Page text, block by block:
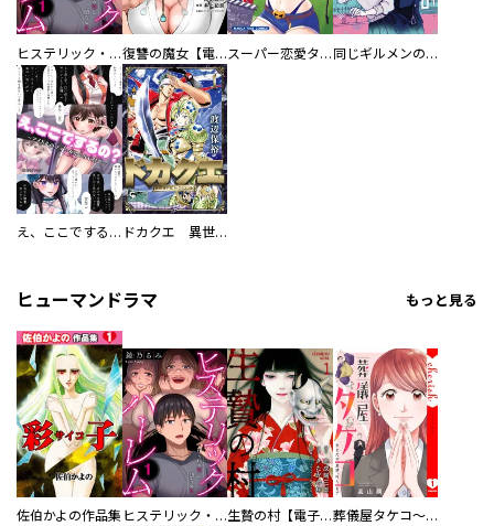
ヒステリック・ハーレム～搾られる男と堕ちる女～【電子単行本版】 復讐の魔女【電子単行本版】 スーパー恋愛タイム！～現場でドＳな彼女は自宅でデレる～ 同じギルメンの声が好き
え、ここでするの？ アイドルのファンが知らない日常 ドカクエ 異世界ドカコッククエスト
ヒューマンドラマ もっと見る
佐伯かよの作品集 ヒステリック・ハーレム～搾られる男と堕ちる女～【電子単行本版】 生贄の村【電子単行本版】 葬儀屋タケコ～あなたの最期、叶えます【電子単行本版】